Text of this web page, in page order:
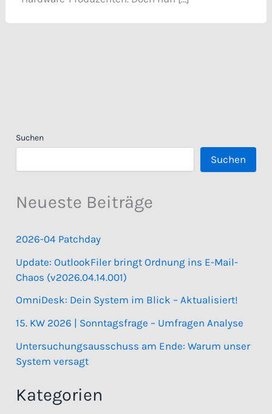
Suchen
Suchen
Neueste Beiträge
2026-04 Patchday
Update: OutlookFiler bringt Ordnung ins E-Mail-
Chaos (v2026.04.14.001)
OmniDesk: Dein System im Blick – Aktualisiert!
15. KW 2026 | Sonntagsfrage – Umfragen Analyse
Untersuchungsausschuss am Ende: Warum unser
System versagt
Kategorien